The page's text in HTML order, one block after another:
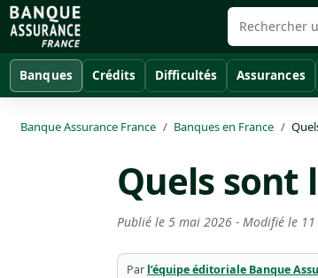
Banques Crédits Difficultés Assurances
Banque Assurance France Banques en France
Quels sont
Publié le 5 mai 2026 - Modifié le
Par l’équipe éditoriale Banque